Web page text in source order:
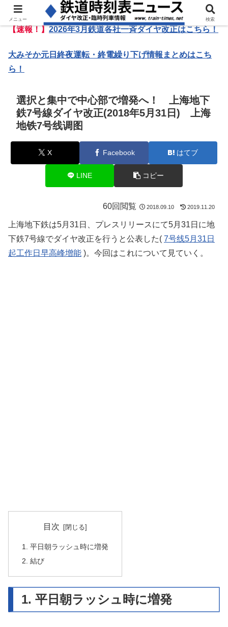
【速報！】2026年3月鉄道各社一斉ダイヤ改正はこちら！
大みそか元日終夜運転・終電繰り下げ情報まとめはこち
ら！
選択と集中で中心部で増発へ！ 上海地下
鉄7号線ダイヤ改正(2018年5月31日) 上海
地铁7号线调图
X Facebook はてブ
LINE コピー
60回閲覧 2018.09.10 2019.11.20
上海地下鉄は5月31日、プレスリリースにて5月31日に地
下鉄7号線でダイヤ改正を行うと公表した( 7号线5月31日
起工作日早高峰增能 )。今回はこれについて見ていく。
目次
1. 平日朝ラッシュ時に増発
2. 結び
1. 平日朝ラッシュ時に増発
メニュー 検索